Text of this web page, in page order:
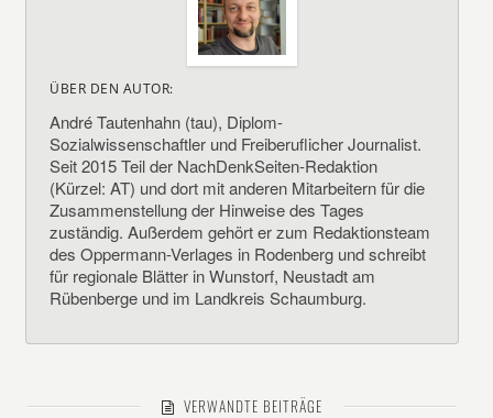
ÜBER DEN AUTOR:
André Tautenhahn (tau), Diplom-
Sozialwissenschaftler und Freiberuflicher Journalist.
Seit 2015 Teil der NachDenkSeiten-Redaktion
(Kürzel: AT) und dort mit anderen Mitarbeitern für die
Zusammenstellung der Hinweise des Tages
zuständig. Außerdem gehört er zum Redaktionsteam
des Oppermann-Verlages in Rodenberg und schreibt
für regionale Blätter in Wunstorf, Neustadt am
Rübenberge und im Landkreis Schaumburg.
VERWANDTE BEITRÄGE